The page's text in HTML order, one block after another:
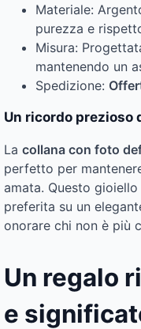
Materiale:
purezza e
Misura:
mantenendo un
Spedizione:
Un ricordo prezioso
La collana con foto
perfetto per
amata. Questo
preferita su un
onorare chi non è più
Un regalo
e